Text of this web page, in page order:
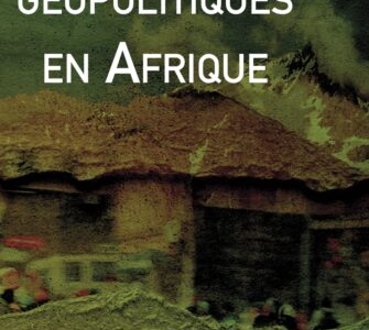
Atalante par l’UE et de la CTF150 par les
liée à la piraterie se manifeste surtout dans le
pas avoir eu d’impacts majeurs sur la
possible que des groupes, renforcés par ces
à terme prendre pour cible des infrastructures
développements de la crise ukrainienne
persiste malgré les liens d’interdépendances
et de la présence de risques sécuritaires
des gaz et huiles de schiste ressemble à une
(aux alentours de 128$ en 2035) permet